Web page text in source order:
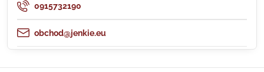
0915732190
obchod@jenkie.eu